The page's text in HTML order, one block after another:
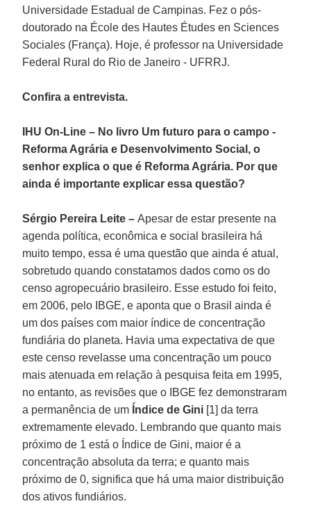
Universidade Estadual de Campinas. Fez o pós-
doutorado na École des Hautes Études en Sciences
Sociales (França). Hoje, é professor na Universidade
Federal Rural do Rio de Janeiro - UFRRJ.
Confira a entrevista.
IHU On-Line – No livro Um futuro para o campo -
Reforma Agrária e Desenvolvimento Social, o
senhor explica o que é Reforma Agrária. Por que
ainda é importante explicar essa questão?
Sérgio Pereira Leite –Apesar de estar presente na
agenda política, econômica e social brasileira há
muito tempo, essa é uma questão que ainda é atual,
sobretudo quando constatamos dados como os do
censo agropecuário brasileiro. Esse estudo foi feito,
em 2006, pelo IBGE, e aponta que o Brasil ainda é
um dos países com maior índice de concentração
fundiária do planeta. Havia uma expectativa de que
este censo revelasse uma concentração um pouco
mais atenuada em relação à pesquisa feita em 1995,
no entanto, as revisões que o IBGE fez demonstraram
a permanência de um Índice de Gini [1] da terra
extremamente elevado. Lembrando que quanto mais
próximo de 1 está o Índice de Gini, maior é a
concentração absoluta da terra; e quanto mais
próximo de 0, significa que há uma maior distribuição
dos ativos fundiários.